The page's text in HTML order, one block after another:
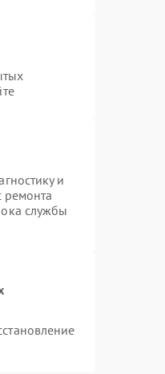
и
ремонта
службы